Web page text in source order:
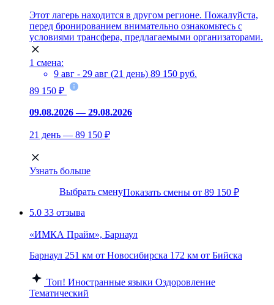
Этот лагерь находится в другом регионе. Пожалуйста,
перед бронированием внимательно ознакомьтесь с
условиями трансфера, предлагаемыми организаторами.
1 смена:
9 авг - 29 авг (21 день) 89 150 руб.
89 150 ₽
09.08.2026 — 29.08.2026
21 день — 89 150 ₽
Узнать больше
Выбрать сменуПоказать смены от 89 150 ₽
5.0 33 отзыва
«ИМКА Прайм», Барнаул
Барнаул 251 км от Новосибирска 172 км от Бийска
Топ! Иностранные языки Оздоровление
Тематический